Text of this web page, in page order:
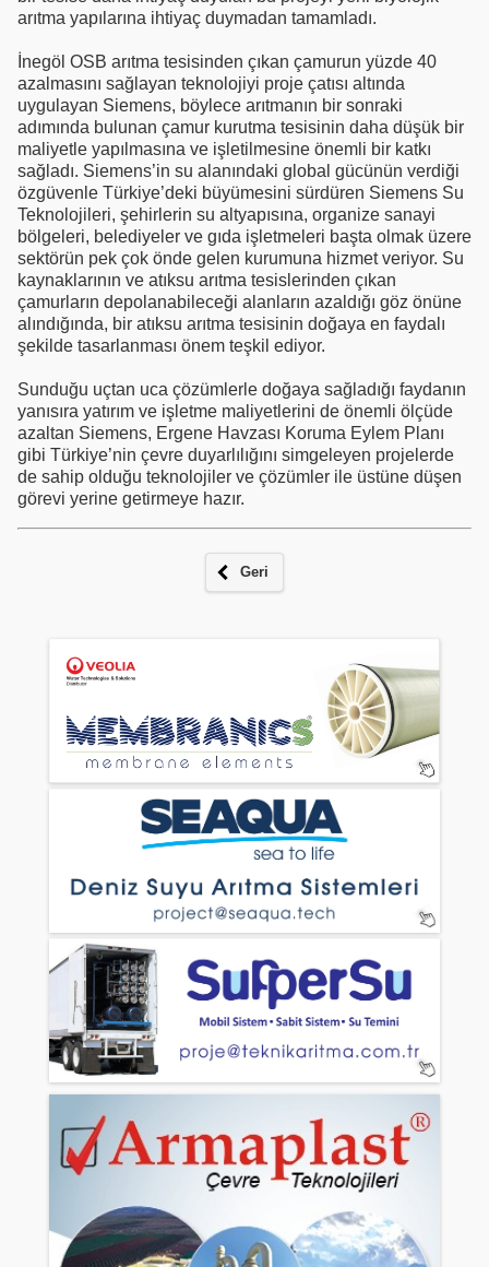
arıtma yapılarına ihtiyaç duymadan tamamladı.
İnegöl OSB arıtma tesisinden çıkan çamurun yüzde 40
azalmasını sağlayan teknolojiyi proje çatısı altında
uygulayan Siemens, böylece arıtmanın bir sonraki
adımında bulunan çamur kurutma tesisinin daha düşük bir
maliyetle yapılmasına ve işletilmesine önemli bir katkı
sağladı. Siemens’in su alanındaki global gücünün verdiği
özgüvenle Türkiye’deki büyümesini sürdüren Siemens Su
Teknolojileri, şehirlerin su altyapısına, organize sanayi
bölgeleri, belediyeler ve gıda işletmeleri başta olmak üzere
sektörün pek çok önde gelen kurumuna hizmet veriyor. Su
kaynaklarının ve atıksu arıtma tesislerinden çıkan
çamurların depolanabileceği alanların azaldığı göz önüne
alındığında, bir atıksu arıtma tesisinin doğaya en faydalı
şekilde tasarlanması önem teşkil ediyor.
Sunduğu uçtan uca çözümlerle doğaya sağladığı faydanın
yanısıra yatırım ve işletme maliyetlerini de önemli ölçüde
azaltan Siemens, Ergene Havzası Koruma Eylem Planı
gibi Türkiye’nin çevre duyarlılığını simgeleyen projelerde
de sahip olduğu teknolojiler ve çözümler ile üstüne düşen
görevi yerine getirmeye hazır.
Geri